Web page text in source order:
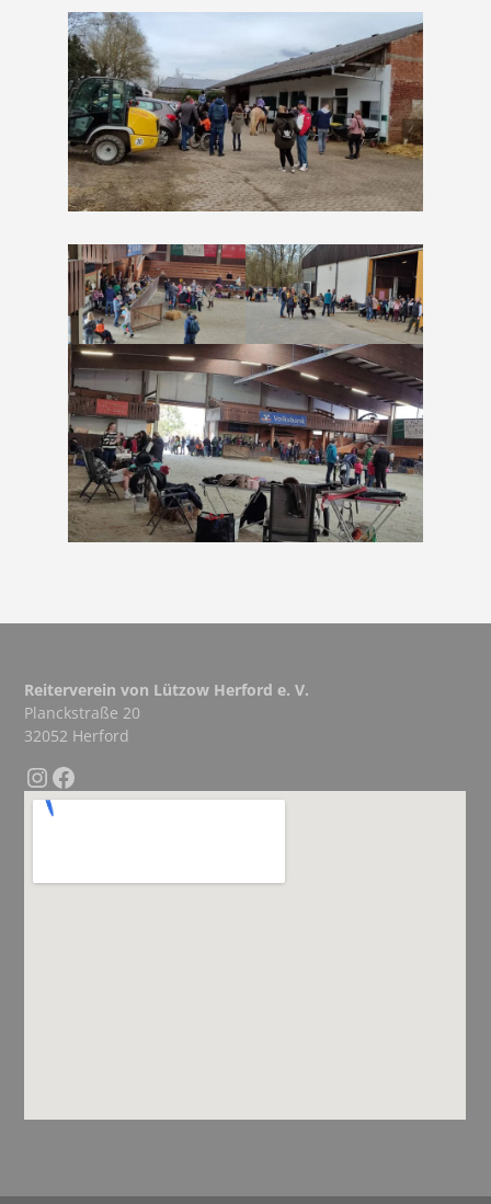
Reiterverein von Lützow Herford e. V.
Planckstraße 20
32052 Herford
InstagramFacebook